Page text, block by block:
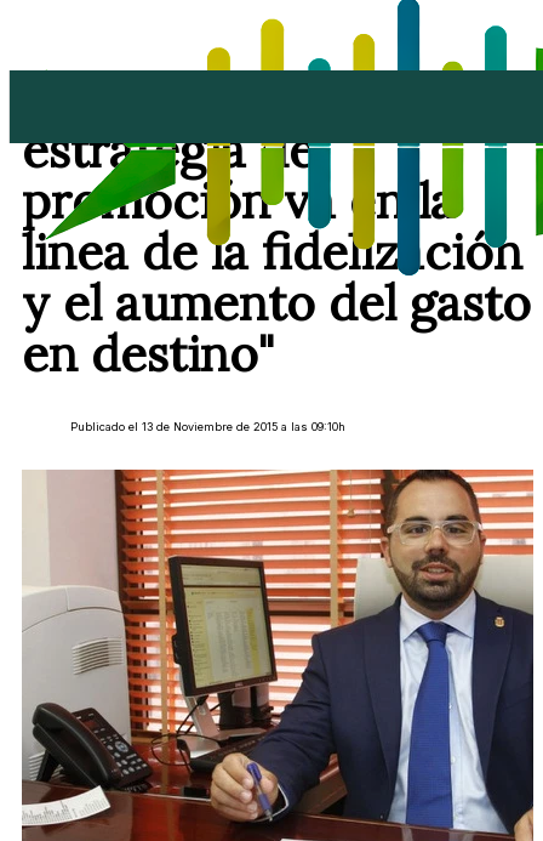
estrategia de
promoción va en la
linea de la fidelización
y el aumento del gasto
en destino"
Publicado el 13 de Noviembre de 2015 a las 09:10h